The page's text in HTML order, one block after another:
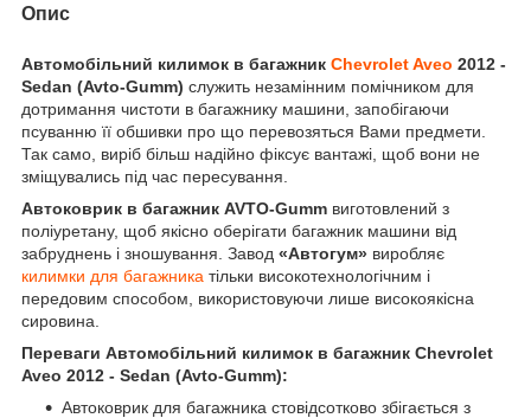
Опис
Автомобільний килимок в багажник Chevrolet Aveo 2012 -
Sedan (Avto-Gumm) служить незамінним помічником для
дотримання чистоти в багажнику машини, запобігаючи
псуванню її обшивки про що перевозяться Вами предмети.
Так само, виріб більш надійно фіксує вантажі, щоб вони не
зміщувались під час пересування.
Автоковрик в багажник AVTO-Gumm виготовлений з
поліуретану, щоб якісно оберігати багажник машини від
забруднень і зношування. Завод «Автогум» виробляє
килимки для багажника тільки високотехнологічним і
передовим способом, використовуючи лише високоякісна
сировина.
Переваги Автомобільний килимок в багажник Chevrolet
Aveo 2012 - Sedan (Avto-Gumm):
Автоковрик для багажника стовідсотково збігається з